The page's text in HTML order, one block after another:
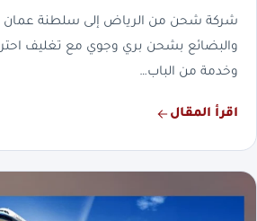
شركة شحن من الرياض إلى سلطنة عمان
والبضائع بشحن بري وجوي مع تغليف
وخدمة من الباب…
اقرأ المقال